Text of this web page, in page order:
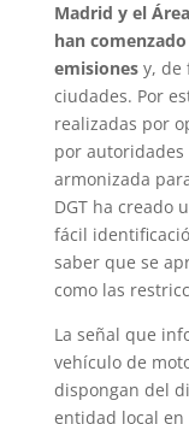
Madrid y el
han
emisionesy, de
ciudades. Por
realizadas por
por autoridades
armonizada
DGT ha creado
fácil
saber que se
como las
La señal que
vehículo de
dispongan del
entidad local